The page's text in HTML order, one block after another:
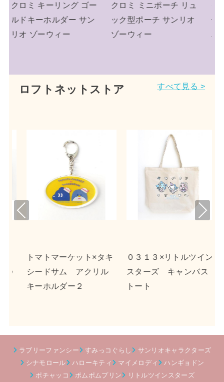
クロミ ミニポーチ リュ
ック型ポーチ サンリオ
ゾーウィー
クロミ キーリング ミニ
チュアニットチャーム
ニット帽 サンリオ
ロフトネットストア すべて見る >
０３１３×リトルツイン
スターズ キャンバス
トート
ｎｓｎ×ポチャッコ ア
クリルキーホルダー２
Pre
Nex
ラブリーファンシー すみっコぐらし
サンリオキャラクターズ
シナモロール
ハローキティ マイメロディ
ハンギョドン
ポチャッコ
ポムポムプリン リトルツインスターズ